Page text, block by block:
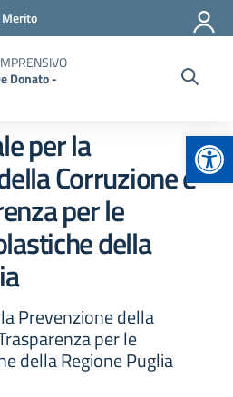
Donato -
per la
Corruzione e
per le
della
Prevenzione della
per le
della Regione Puglia